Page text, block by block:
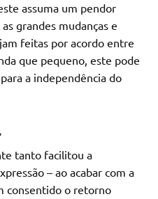
assuma um pendor
grandes mudanças e
feitas por acordo entre
que pequeno, este pode
a independência do
tanto facilitou a
– ao acabar com a
consentido o retorno